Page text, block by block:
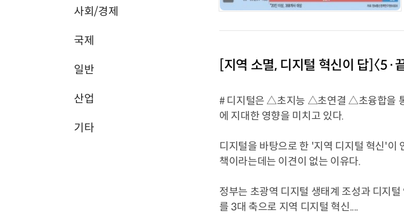
사회/경제
국제
일반
산업
기타
[지역 소멸, 디지털 혁신이 답]〈5·
# 디지털은 △초지능 △초연결 △초융합을
에 지대한 영향을 미치고 있다.
디지털을 바탕으로 한 '지역 디지털 혁신'이
책이라는데는 이견이 없는 이유다.
정부는 초광역 디지털 생태계 조성과 디지
를 3대 축으로 지역 디지털 혁신....